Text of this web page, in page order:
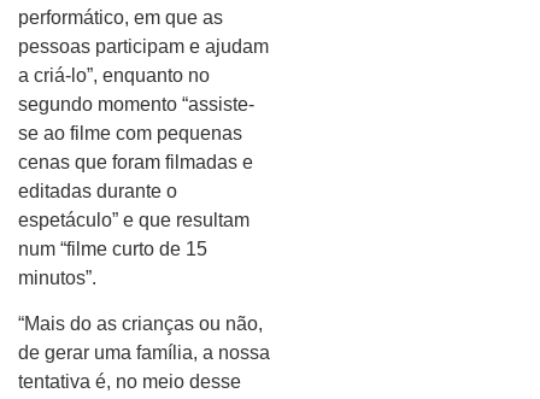
performático, em que as
pessoas participam e ajudam
a criá-lo”, enquanto no
segundo momento “assiste-
se ao filme com pequenas
cenas que foram filmadas e
editadas durante o
espetáculo” e que resultam
num “filme curto de 15
minutos”.
“Mais do as crianças ou não,
de gerar uma família, a nossa
tentativa é, no meio desse